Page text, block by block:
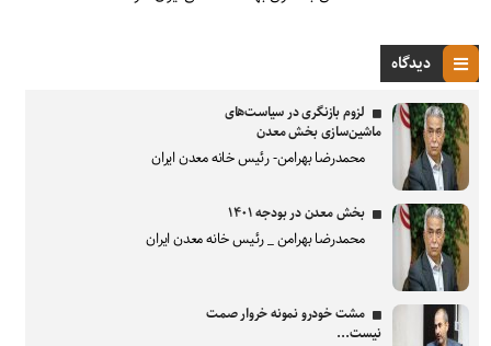
دیدگاه
لزوم بازنگری در سیاست‌های
ماشین‌سازی بخش معدن
محمدرضا بهرامن- رئیس خانه معدن ایران
بخش معدن در بودجه ۱۴۰۱
محمدرضا بهرامن _ رئیس خانه معدن ایران
مشت خودرو نمونه خروار صمت
نیست...